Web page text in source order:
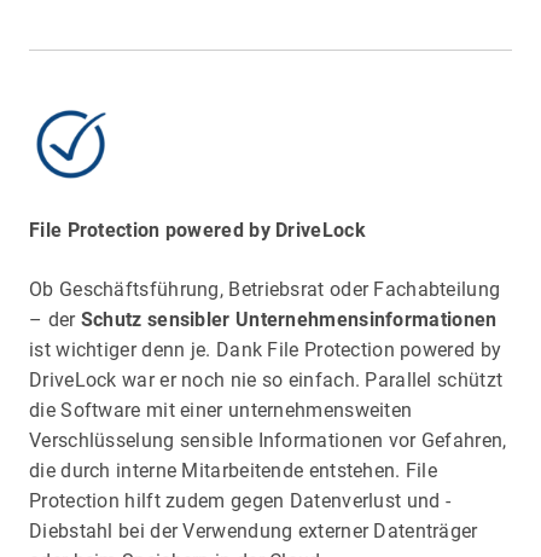
File Protection powered by DriveLock
Ob Geschäftsführung, Betriebsrat oder Fachabteilung
– der Schutz sensibler Unternehmensinformationen
ist wichtiger denn je. Dank File Protection powered by
DriveLock war er noch nie so einfach. Parallel schützt
die Software mit einer unternehmensweiten
Verschlüsselung sensible Informationen vor Gefahren,
die durch interne Mitarbeitende entstehen. File
Protection hilft zudem gegen Datenverlust und -
Diebstahl bei der Verwendung externer Datenträger